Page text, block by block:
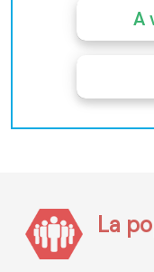
A
La